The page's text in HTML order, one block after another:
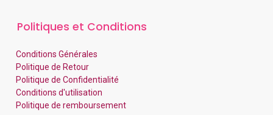
Politiques et Conditions
Conditions Générales
Politique de Retour
Politique de Confidentialité
Conditions d'utilisation
Politique de remboursement